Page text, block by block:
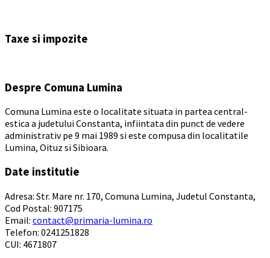
calendar
Taxe si impozite
Despre Comuna Lumina
Comuna Lumina este o localitate situata in partea central-
estica a judetului Constanta, infiintata din punct de vedere
administrativ pe 9 mai 1989 si este compusa din localitatile
Lumina, Oituz si Sibioara.
Date institutie
Adresa: Str. Mare nr. 170, Comuna Lumina, Judetul Constanta,
Cod Postal: 907175
Email: contact@primaria-lumina.ro
Telefon: 0241251828
CUI: 4671807